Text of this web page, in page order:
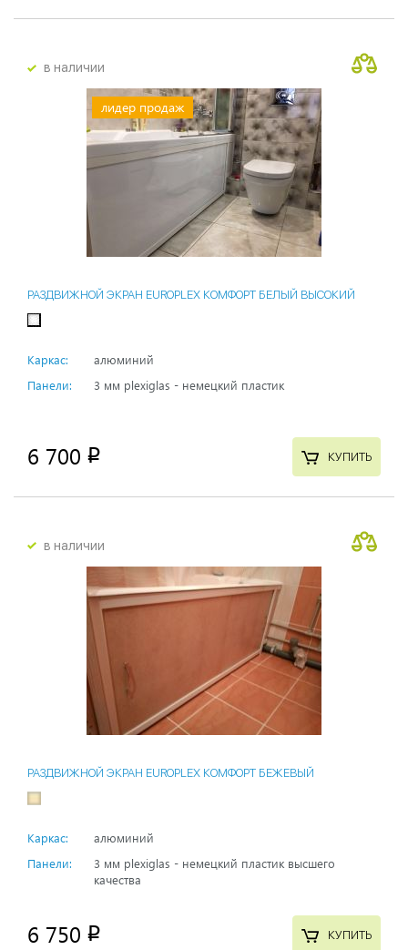
в наличии
лидер продаж
РАЗДВИЖНОЙ ЭКРАН EUROPLEX КОМФОРТ БЕЛЫЙ ВЫСОКИЙ
Каркас:
алюминий
Панели:
3 мм plexiglas - немецкий пластик
6 700 p КУПИТЬ
в наличии
РАЗДВИЖНОЙ ЭКРАН EUROPLEX КОМФОРТ БЕЖЕВЫЙ
Каркас:
алюминий
Панели:
3 мм plexiglas - немецкий пластик высшего
качества
6 750 p КУПИТЬ